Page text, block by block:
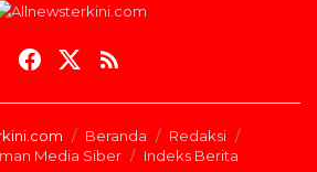
Beranda
Redaksi
Media Siber Indeks Berita